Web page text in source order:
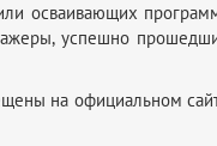
осваивающих
успешно
на официальном